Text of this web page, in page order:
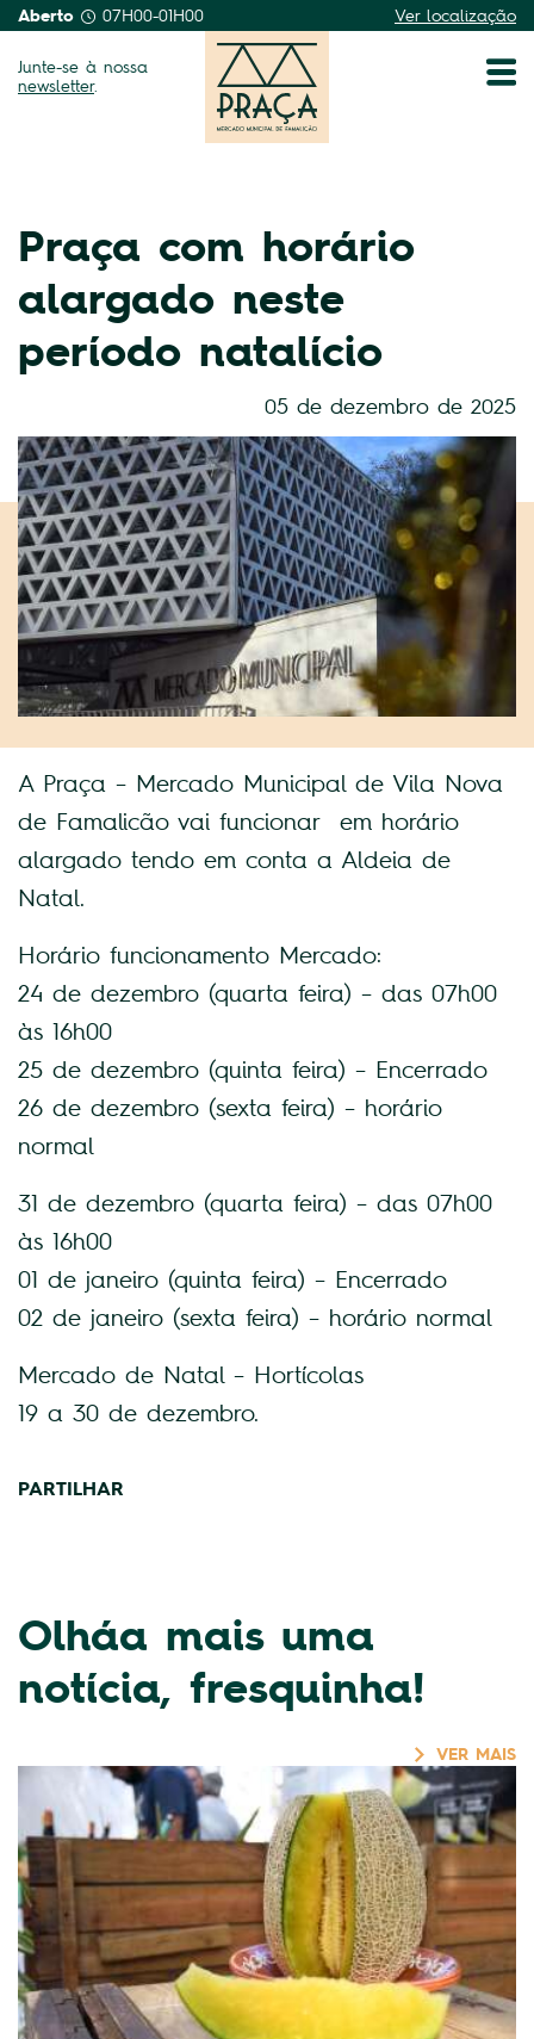
Aberto 07H00-01H00 Ver localização
Junte-se à nossa
newsletter.
Praça com horário
alargado neste
período natalício
05 de dezembro de 2025
A Praça – Mercado Municipal de Vila Nova
de Famalicão vai funcionar em horário
alargado tendo em conta a Aldeia de
Natal.
Horário funcionamento Mercado:
24 de dezembro (quarta feira) – das 07h00
às 16h00
25 de dezembro (quinta feira) – Encerrado
26 de dezembro (sexta feira) – horário
normal
31 de dezembro (quarta feira) – das 07h00
às 16h00
01 de janeiro (quinta feira) – Encerrado
02 de janeiro (sexta feira) – horário normal
Mercado de Natal – Hortícolas
19 a 30 de dezembro.
PARTILHAR
Olháa mais uma
notícia, fresquinha!
VER MAIS